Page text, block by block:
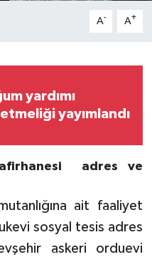
A- A+
yardımı
yayımlandı
adres ve
ait faaliyet
sosyal tesis adres
askeri orduevi